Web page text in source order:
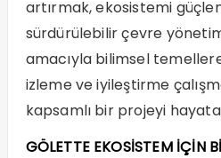
artırmak, ekosistemi
sürdürülebilir çevre
amacıyla bilimsel
izleme ve iyileştirme
kapsamlı bir projeyi
GÖLETTE EKOSİSTEM İÇİN